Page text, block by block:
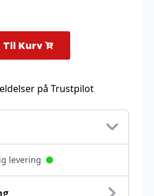
Til Kurv
på Trustpilot
levering